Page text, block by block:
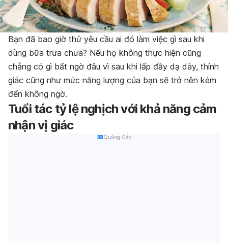
Bạn đã bao giờ thử yêu cầu ai đó làm việc gì sau khi
dùng bữa trưa chưa? Nếu họ không thực hiện cũng
chẳng có gì bất ngờ đâu vì sau khi lấp đầy dạ dày, thính
giác cũng như mức năng lượng của bạn sẽ trở nên kém
đến không ngờ.
Tuổi tác tỷ lệ nghịch với khả năng cảm
nhận vị giác
Quảng Cáo